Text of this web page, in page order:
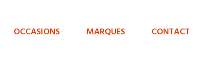
OCCASIONS MARQUES CONTACT